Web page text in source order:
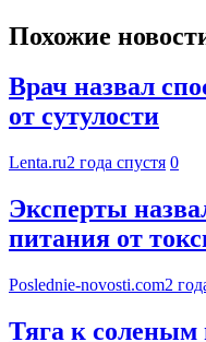
Похожие
Врач назвал
от сутулости
Lenta.ru2 года спустя 0
Эксперты
питания от
Poslednie-novosti.com2
Тяга к соленым